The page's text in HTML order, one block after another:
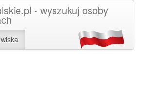
- wyszukuj osoby